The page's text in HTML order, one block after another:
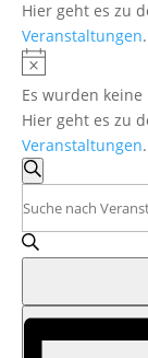
Hier geht es zu
Veranstaltungen.
Hinweis
Es wurden
Hier geht es zu
Veranstaltungen.
Suche
und
Suche
Schlüsselwort
eingeben.
Veranstaltungen
Schlüsselwort.
Ansichten-